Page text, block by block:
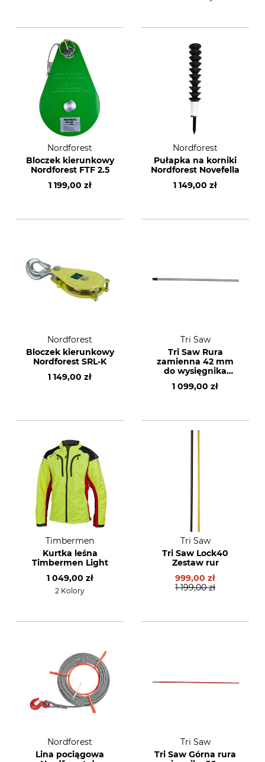
Nordforest
Bloczek kierunkowy
Nordforest FTF 2.5
1 199,00 zł
Nordforest
Pułapka na korniki
Nordforest Novefella
1 149,00 zł
Nordforest
Bloczek kierunkowy
Nordforest SRL-K
1 149,00 zł
Tri Saw
Tri Saw Rura
zamienna 42 mm
do wysięgnika
teleskopowego Tri
Saw Lock 25 KKG
1 099,00 zł
Timbermen
Kurtka leśna
Timbermen Light
1 049,00 zł
2 Kolory
Tri Saw
Tri Saw Lock40
Zestaw rur
999,00 zł
1 199,00 zł
Nordforest
Lina pociągowa
Tri Saw
Tri Saw Górna rura